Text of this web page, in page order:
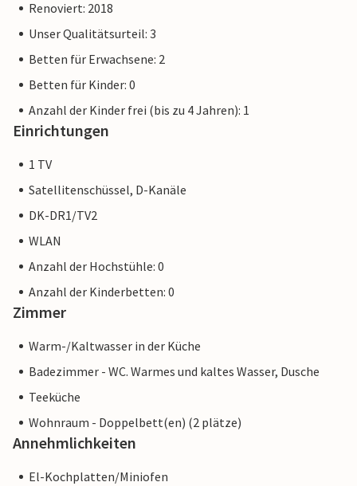
Renoviert: 2018
Unser Qualitätsurteil: 3
Betten für Erwachsene: 2
Betten für Kinder: 0
Anzahl der Kinder frei (bis zu 4 Jahren): 1
Einrichtungen
1 TV
Satellitenschüssel, D-Kanäle
DK-DR1/TV2
WLAN
Anzahl der Hochstühle: 0
Anzahl der Kinderbetten: 0
Zimmer
Warm-/Kaltwasser in der Küche
Badezimmer - WC. Warmes und kaltes Wasser, Dusche
Teeküche
Wohnraum - Doppelbett(en) (2 plätze)
Annehmlichkeiten
El-Kochplatten/Miniofen